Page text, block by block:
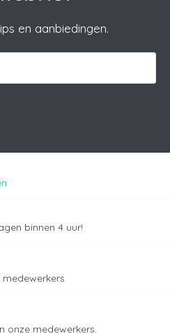
en aanbiedingen.
binnen 4 uur!
onze medewerkers.